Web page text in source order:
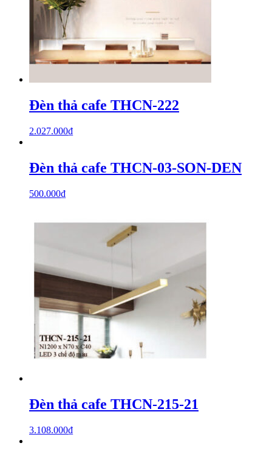
Đèn thả cafe THCN-222
2.027.000₫
Đèn thả cafe THCN-03-SON-DEN
500.000₫
Đèn thả cafe THCN-215-21
3.108.000₫